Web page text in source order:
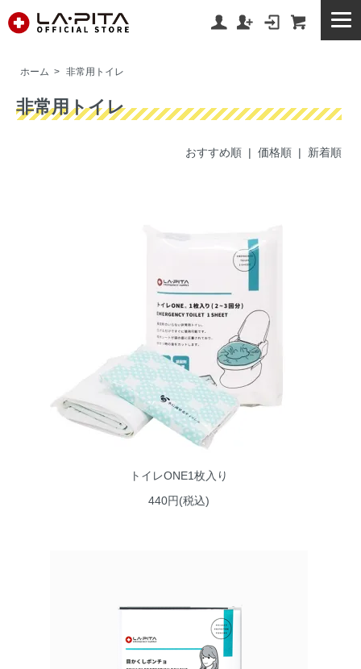
ホーム > 非常用トイレ
非常用トイレ
おすすめ順| 価格順 | 新着順
トイレONE1枚入り
440円(税込)